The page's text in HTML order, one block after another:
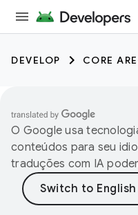
DEVELOP CORE
O Google usa
conteúdos para seu
traduções com IA